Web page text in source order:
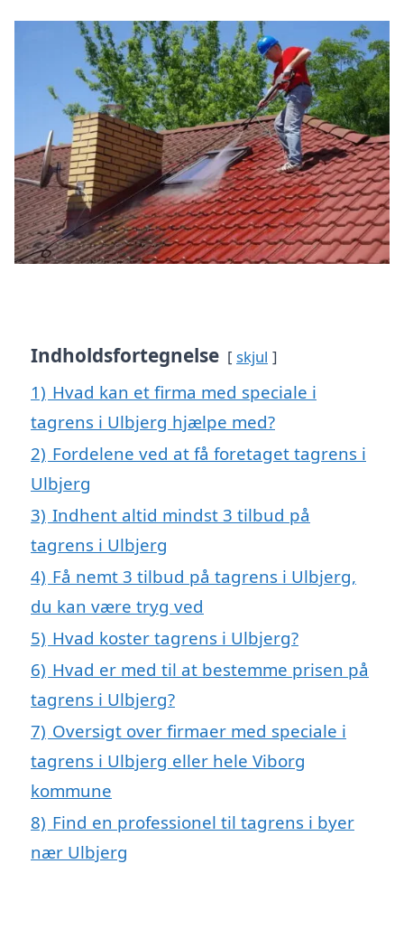
Indholdsfortegnelse skjul
1) Hvad kan et firma med speciale i
tagrens i Ulbjerg hjælpe med?
2) Fordelene ved at få foretaget tagrens i
Ulbjerg
3) Indhent altid mindst 3 tilbud på
tagrens i Ulbjerg
4) Få nemt 3 tilbud på tagrens i Ulbjerg,
du kan være tryg ved
5) Hvad koster tagrens i Ulbjerg?
6) Hvad er med til at bestemme prisen på
tagrens i Ulbjerg?
7) Oversigt over firmaer med speciale i
tagrens i Ulbjerg eller hele Viborg
kommune
8) Find en professionel til tagrens i byer
nær Ulbjerg